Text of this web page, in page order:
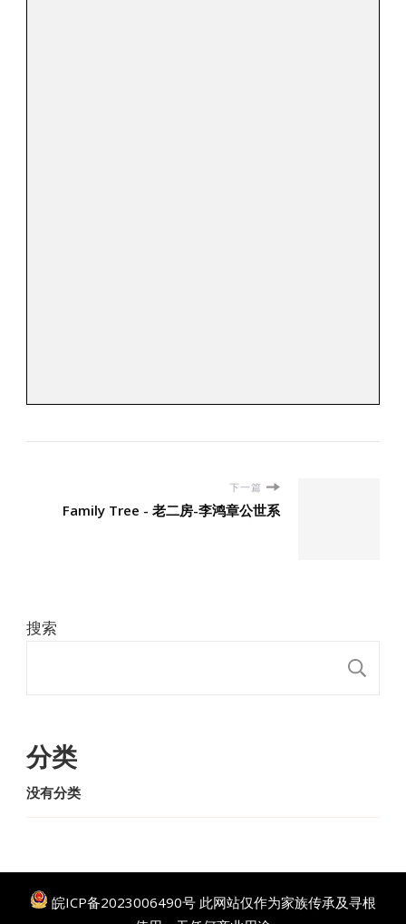
下一篇
Family Tree - 老二房-李鸿章公世系
搜索
分类
没有分类
皖ICP备2023006490号 此网站仅作为家族传承及寻根